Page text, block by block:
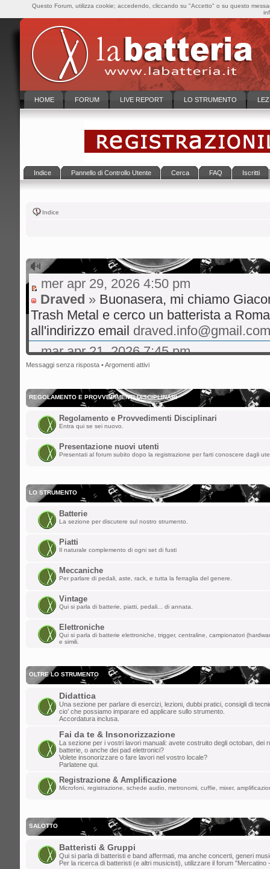
HOME FORUM LIVE REPORT LO STRUMENTO
Indice Pannello di Controllo Utente Cerca FAQ Iscritti
Indice
mer apr 29, 2026 4:50 pm
Draved » Buonasera, mi chiamo
Trash Metal e cerco un batterista a
all'indirizzo email draved.info@gmail.com
mar apr 21, 2026 7:45 pm
gibo66»Ciao a tutti volevo un
bene
mer ott 29, 2025 8:36 am
nikman
sab ago 23, 2025 5:00 am
ChupaChups ha scritto:
Fa piacere che questa roccia di
i forum per dare la parola a
ChupaChups ha scritto:
Fa piacere che questa roccia di
i forum per dare la parola a
lun mar 24, 2025 1:38 am
lollo»ULLALLAAAAA! Saluti da
ven mar 21, 2025 6:46 pm
ChupaChups
che ha distrutto i forum per dare la
mar mar 11, 2025 10:13 am
DannyK»Un salutone ragazzi!
ven feb 07, 2025 6:45 pm
Gionz»Evvai! Grande Mr. Tagliatella!
mer dic 25, 2024 8:06 am
Mr.Tagliatella
saluto a tutti, il primo amore non si
dajazz
»e' quasi natale!
lun dic 09, 2024 3:48 pm
matteo t»weeee
Messaggi senza risposta •Argomenti attivi
REGOLAMENTO E PROVVEDIMENTI DISCIPLINARI
Regolamento e Provvedimenti Disciplinari
Entra qui se sei nuovo.
Presentazione nuovi utenti
Presentati al forum subito dopo la registrazione per farti conoscere dagli
LO STRUMENTO
Batterie
La sezione per discutere sul nostro strumento.
Piatti
Il naturale complemento di ogni set di fusti
Meccaniche
Per parlare di pedali, aste, rack, e tutta la ferraglia del genere.
Vintage
Qui si parla di batterie, piatti, pedali... di annata.
Elettroniche
Qui si parla di batterie elettroniche, trigger, centraline, campionatori
e simili.
OLTRE LO STRUMENTO
Didattica
Una sezione per parlare di esercizi, lezioni, dubbi pratici, consigli di
cio' che possiamo imparare ed applicare sullo strumento.
Accordatura inclusa.
Fai da te & Insonorizzazione
La sezione per i vostri lavori manuali: avete costruito degli octoban, dei
batterie, o anche dei pad elettronici?
Volete insonorizzare o fare lavori nel vostro locale?
Parlatene qui.
Registrazione & Amplificazione
Microfoni, registrazione, schede audio, metronomi, cuffie, mixer,
SALOTTO
Batteristi & Gruppi
Qui si parla di batteristi e band affermati, ma anche concerti, generi
Per la ricerca di batteristi (e altri musicisti), utilizzare il forum "Mercatino
Questo Forum, utilizza cookie; accedendo, cliccando su "Accetto" o su questo